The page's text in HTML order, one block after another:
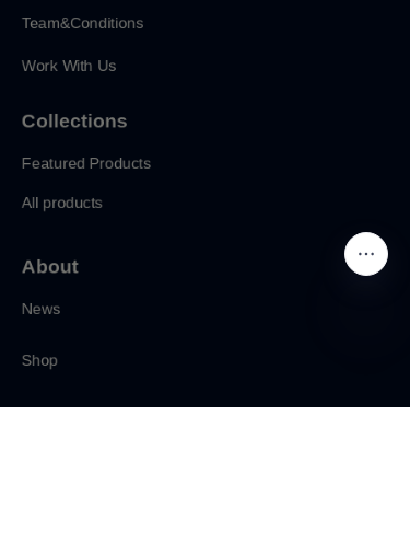
Team&Conditions
Work With Us
Collections
Featured Products
All products
About
News
Shop
CN